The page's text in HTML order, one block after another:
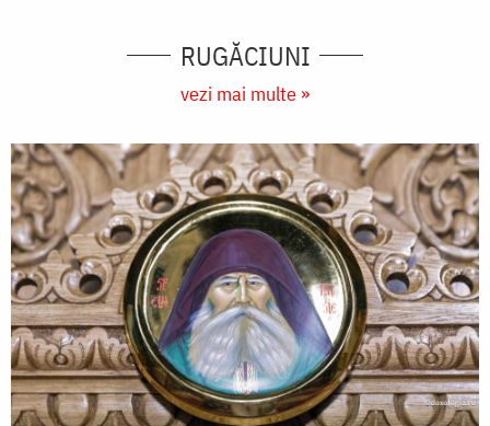
RUGĂCIUNI
vezi mai multe »